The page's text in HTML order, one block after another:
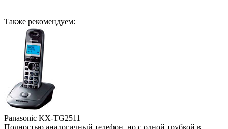
Также рекомендуем:
Panasonic KX-TG2511
Полностью аналогичный телефон, но с одной трубкой в